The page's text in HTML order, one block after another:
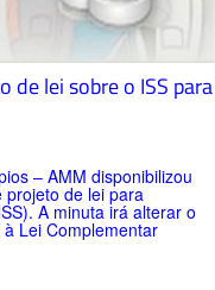
lei sobre o ISS para
– AMM disponibilizou
projeto de lei para
A minuta irá alterar o
Lei Complementar